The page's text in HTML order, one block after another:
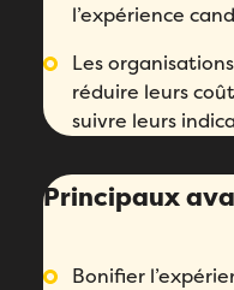
l’expérience
Les
réduire leurs
suivre leurs
Principaux
Bonifier